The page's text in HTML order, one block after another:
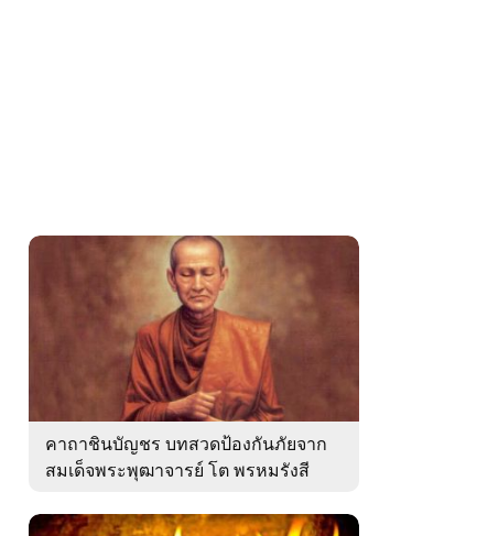
คาถาชินบัญชร บทสวดป้องกันภัยจาก
สมเด็จพระพุฒาจารย์ โต พรหมรังสี